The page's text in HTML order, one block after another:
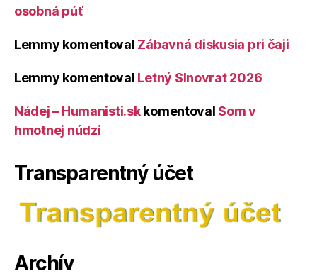
osobná púť
Lemmy komentoval Zábavná diskusia pri čaji
Lemmy komentoval Letný Slnovrat 2026
Nádej – Humanisti.skkomentoval Som v
hmotnej núdzi
Transparentný účet
Archív